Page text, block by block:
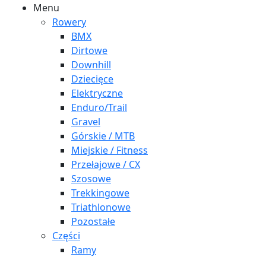
Menu
Rowery
BMX
Dirtowe
Downhill
Dziecięce
Elektryczne
Enduro/Trail
Gravel
Górskie / MTB
Miejskie / Fitness
Przełajowe / CX
Szosowe
Trekkingowe
Triathlonowe
Pozostałe
Części
Ramy